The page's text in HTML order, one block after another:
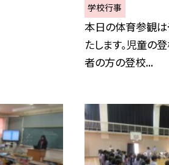
学校行事
本日の体育参観
たします。児童の
者の方の登校...